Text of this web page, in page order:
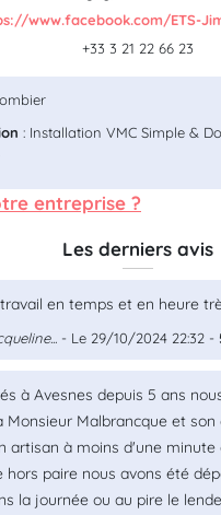
www.facebook.com/ETS-
+33 3 21 22 66 23
: Installation VMC Simple &
entreprise ?
Les derniers avis
en temps et en heure
- Le 29/10/2024 22:32 -
à Avesnes depuis 5 ans
Monsieur Malbrancque et son
artisan à moins d'une minute
hors paire nous avons été
la journée ou au pire le